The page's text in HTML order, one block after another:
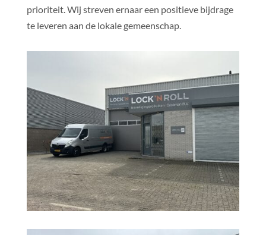
prioriteit. Wij streven ernaar een positieve bijdrage
te leveren aan de lokale gemeenschap.